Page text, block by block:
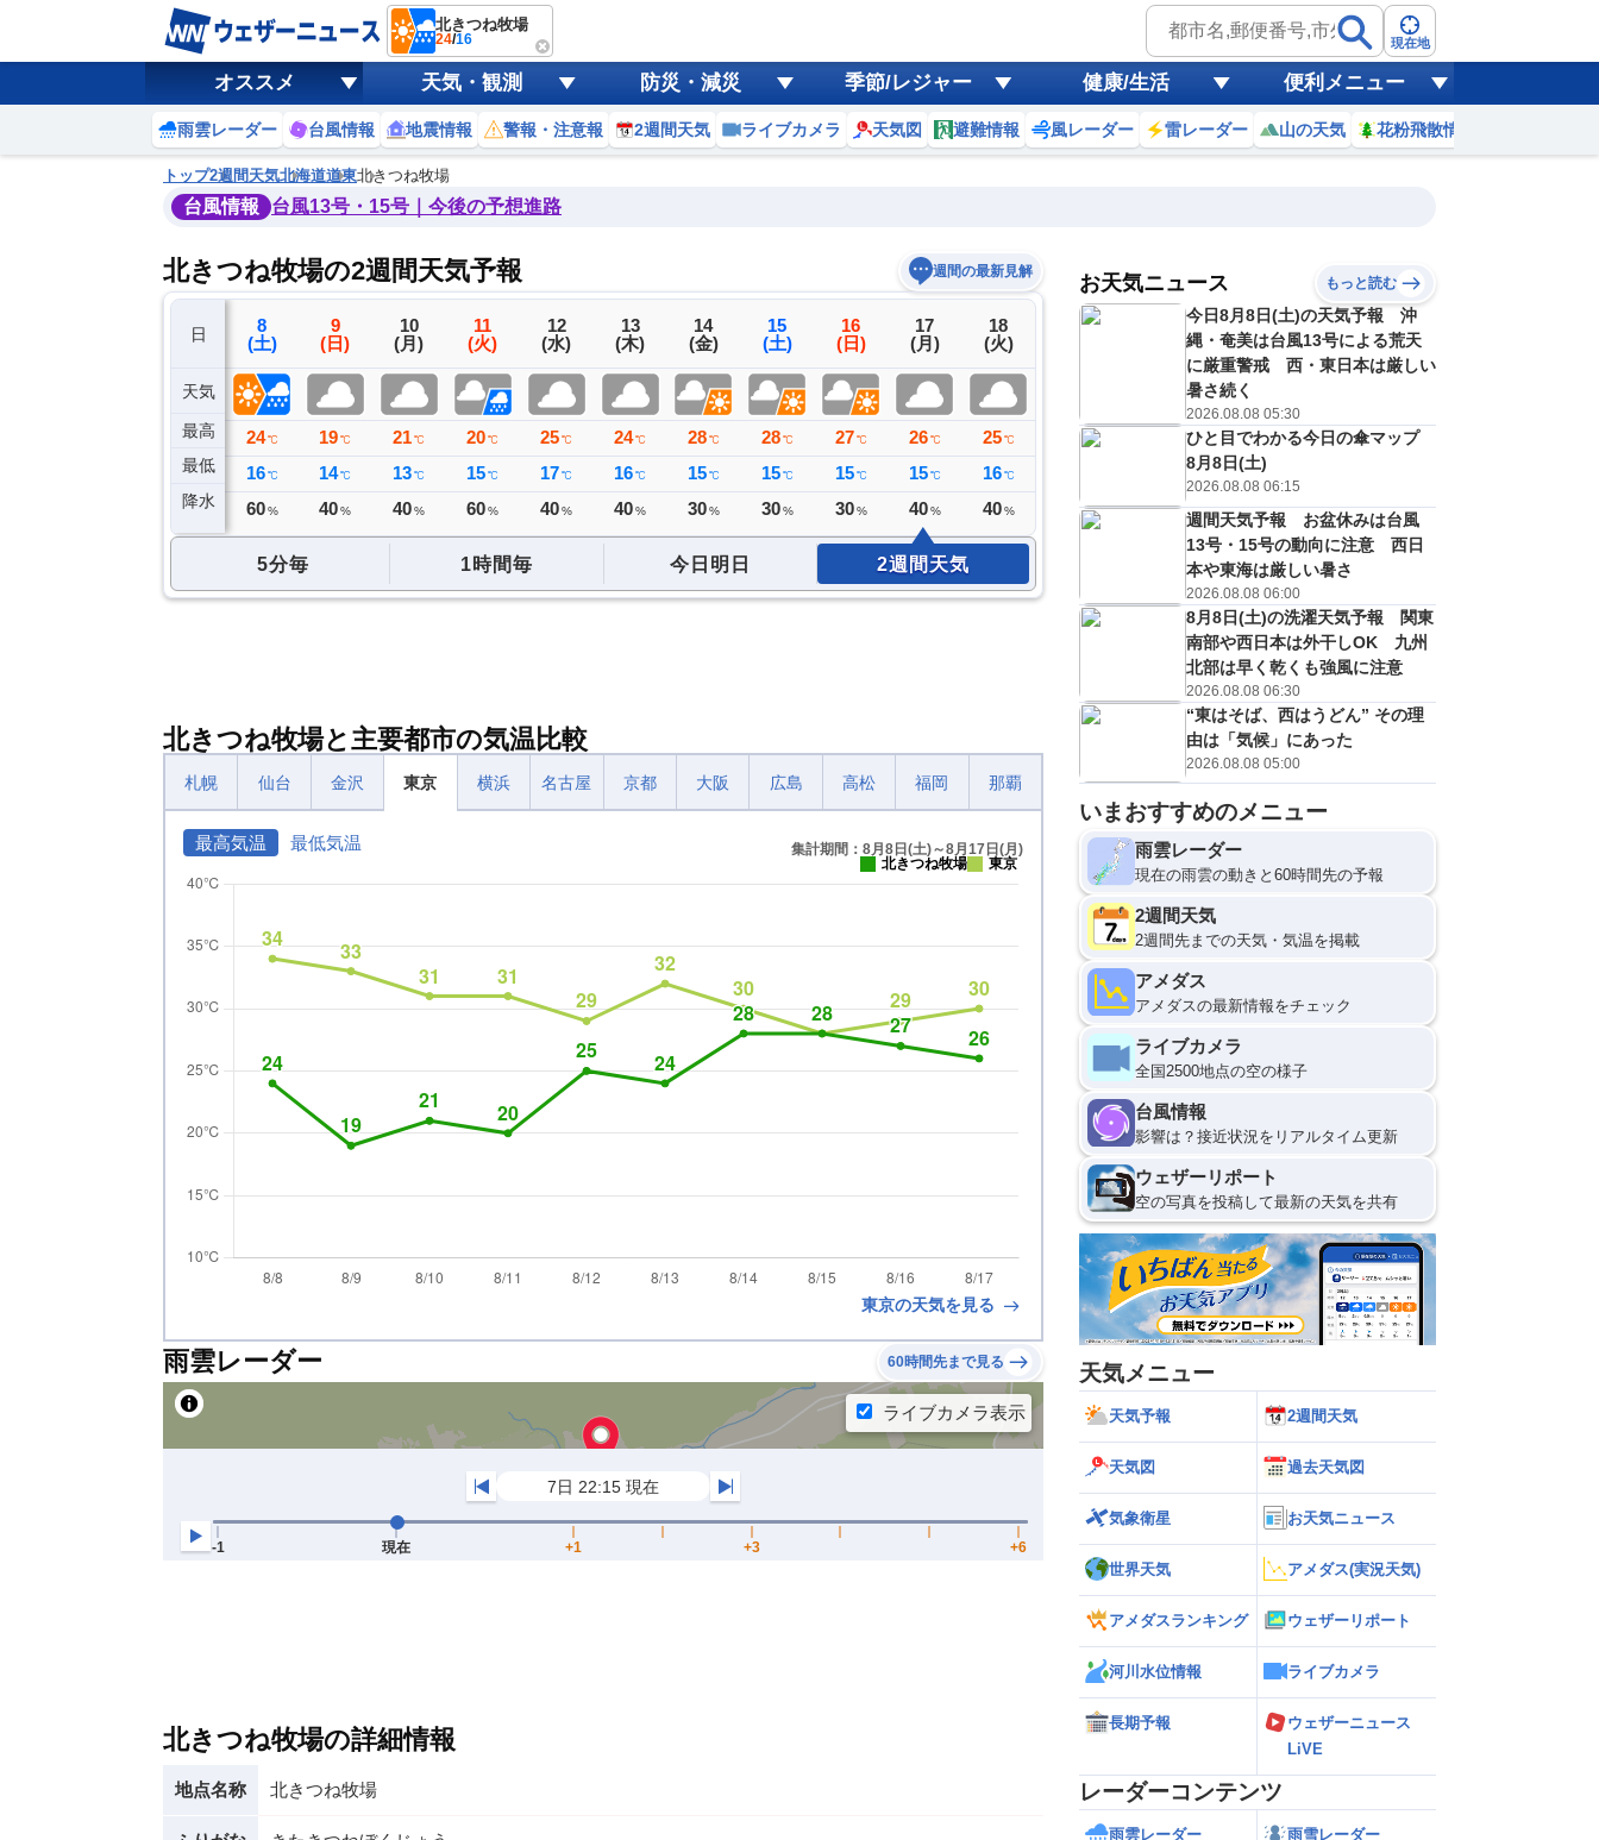
北きつね牧場
24/16 現在地
オススメ 天気・観測 防災・減災 季節/レジャー 健康/生活 便利メニュー
雨雲レーダー 台風情報 地震情報 警報・注意報 2週間天気 ライブカメラ 天気図 避難情報 風レーダー 雷レーダー 山の天気 花粉飛散情報
トップ2週間天気北海道道東北きつね牧場
台風情報 台風13号・15号｜今後の予想進路
北きつね牧場の2週間天気予報 週間の最新見解
日
天気
最高
最低
降水
7
(金)
34℃
18℃
ミリ
8
(土)
24 ℃
16 ℃
60 %
9
(日)
19 ℃
14℃
40 %
10
(月)
21 ℃
13 ℃
40 %
11
(火)
20 ℃
15 ℃
60 %
12
(水)
25℃
17℃
40%
13
(木)
24℃
16℃
40%
14
(金)
28℃
15℃
30%
15
(土)
28℃
15℃
30%
16
(日)
27 ℃
15 ℃
30 %
17
(月)
26 ℃
15 ℃
40 %
18
(火)
25 ℃
16 ℃
40 %
19
℃
% 40%
21
(金)
E
27℃
17 ℃
40%
22
(土)
E
28℃
40%
予報の
信頼度
高
A
D
5分毎 1時間毎 今日明日 2週間天気
北きつね牧場と主要都市の気温比較
札幌 仙台 金沢 東京 横浜 名古屋 京都 大阪 広島 高松 福岡 那覇
最高気温 最低気温
集計期間：8月8日(土)～8月17日(月)
北きつね牧場
東京
東京の天気を見る
雨雲レーダー 60時間先まで見る
北きつね牧場の詳細情報
地点名称 北きつね牧場
お天気ニュース もっと読む
今日8月8日(土)の天気予報 沖
縄・奄美は台風13号による荒天
に厳重警戒 西・東日本は厳しい
暑さ続く
2026.08.08 05:30
ひと目でわかる今日の傘マップ
8月8日(土)
2026.08.08 06:15
週間天気予報 お盆休みは台風
13号・15号の動向に注意 西日
本や東海は厳しい暑さ
2026.08.08 06:00
8月8日(土)の洗濯天気予報 関東
南部や西日本は外干しOK 九州
北部は早く乾くも強風に注意
2026.08.08 06:30
“東はそば、西はうどん” その理
由は「気候」にあった
2026.08.08 05:00
いまおすすめのメニュー
雨雲レーダー
現在の雨雲の動きと60時間先の予報
2週間天気
2週間先までの天気・気温を掲載
アメダス
アメダスの最新情報をチェック
ライブカメラ
全国2500地点の空の様子
台風情報
影響は？接近状況をリアルタイム更新
ウェザーリポート
空の写真を投稿して最新の天気を共有
天気メニュー
天気予報 2週間天気
天気図 過去天気図
気象衛星 お天気ニュース
世界天気 アメダス(実況天気)
アメダスランキング ウェザーリポート
河川水位情報 ライブカメラ
長期予報
ウェザーニュース
LiVE
レーダーコンテンツ
雨雲レーダー 雨雪レーダー